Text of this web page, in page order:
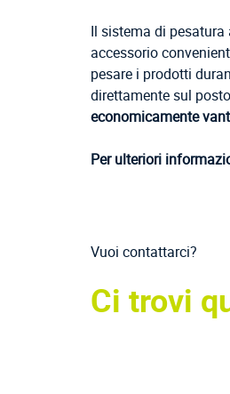
Il sistema di
accessorio
pesare i prodotti
direttamente sul
economicamente
Per ulteriori
Vuoi contattarci?
Ci trovi